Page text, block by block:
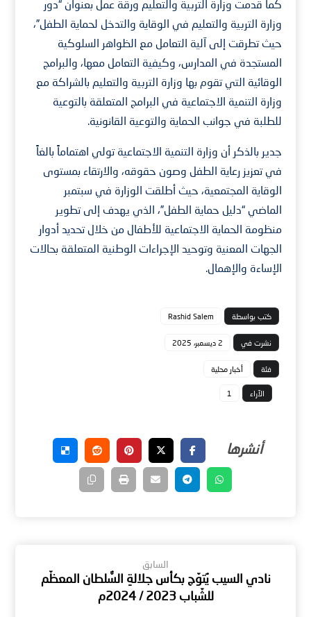
كما قدمت وزارة التربية والتعليم ورقة عمل بعنوان “دور
وزارة التربية والتعليم في الوقاية والتدخل لحماية الطفل”،
حيث تطرقت إلى آلية التعامل مع الظواهر السلوكية
المستجدة في المدارس، وكيفية التعامل معها، والبرامج
الوقائية التي تقوم بها وزارة التربية والتعليم بالشراكة مع
وزارة التنمية الاجتماعية في البرامج المتعلقة بالتوعية
للطلبة في جوانب الحماية والتوعية القانونية.
جدير بالذكر أن وزارة التنمية الاجتماعية تولي اهتماماً بالغاً
في تعزيز رعاية الطفل وصون حقوقه، والارتقاء بمستوى
الوقاية المجتمعية، حيث أطلقت الوزارة في سبتمبر
الماضي “دليل حماية الطفل”، الذي يهدف إلى تطوير
منظومة الحماية الاجتماعية للأطفال من خلال تحديد أدوار
الجهات المعنية وتوحيد الإجراءات الوطنية المتعلقة بحالات
الإساءة والإهمال.
كتب بواسطة Rashid Salem
نشرت في 2 ديسمبر، 2025
فئة أخبار محلية
الآراء 1
السابق
نادي السيب يُتوّج بكأس جلالةِ السُّلطان المعظّم
للشّباب 2023 / 2024م